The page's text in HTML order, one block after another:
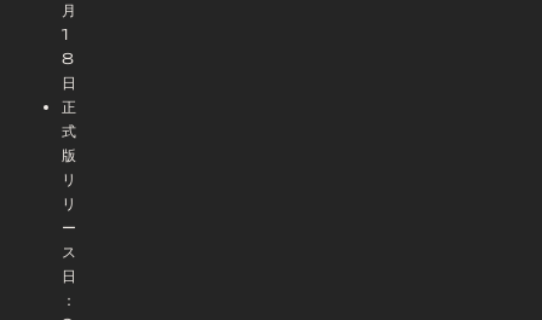
月
1
8
日
正
式
版
リ
リ
ー
ス
日
：